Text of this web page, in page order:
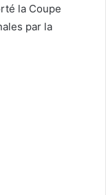
la Coupe
par la